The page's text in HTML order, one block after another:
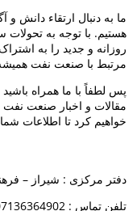
ما به دنبال ارتقاء دانش
هستیم. با توجه به
روزانه و جدید را به
مرتبط با صنعت نفت
پس لطفاً با ما همراه
مقالات و اخبار صنعت نفت
خواهیم کرد تا اطلاعات شما
دفتر مرکزی : شیراز –
تلفن تماس : 07136364902 – 09925029154